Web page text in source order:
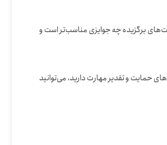
این فرصت روی جمع کردن ایده‌هایی متمرکز است که به شکل‌گیری بهتر فراخوان «روایت حماسه» کمک می‌کند. داوطلب‌ها قرار است پیشنهاد بدهند که برای روایت‌های برگزیده چه جوایزی مناسب‌تر است و
این فعالیت به یک شهر مشخص محدود نیست و از همه استان‌ها می‌شود در آن مشارکت کرد. اگر در ایده‌پردازی، نوشتن پیشنهادهای اجرایی یا فکر کردن به شیوه‌های حمایت و تقدیر مهارت دارید، می‌توانید